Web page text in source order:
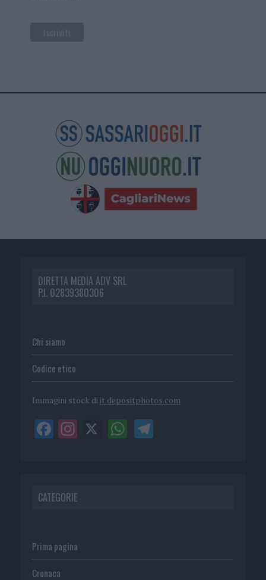
DIRETTA MEDIA ADV SRL
P.I. 02839380306
Chi siamo
Codice etico
Immagini stock di it.depositphotos.com
CATEGORIE
Prima pagina
Cronaca